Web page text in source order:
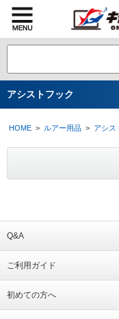
アシストフック
HOME > ルアー用品 > アシス
Q&A
ご利用ガイド
初めての方へ